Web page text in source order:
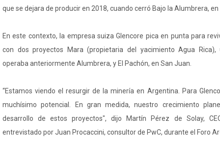
que se dejara de producir en 2018, cuando cerró Bajo la Alumbrera,
En este contexto, la empresa suiza Glencore pica en punta para
con dos proyectos Mara (propietaria del yacimiento Agua Rica),
operaba anteriormente Alumbrera, y El Pachón, en San Juan.
“Estamos viendo el resurgir de la minería en Argentina. Para
muchísimo potencial. En gran medida, nuestro crecimiento
desarrollo de estos proyectos", dijo Martín Pérez de Solay,
entrevistado por Juan Procaccini, consultor de PwC, durante el Foro